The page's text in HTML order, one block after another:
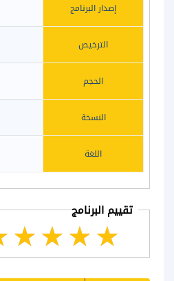
إصدار البرنامج
الترخيص
الحجم
النسخة
اللغة
تقييم البرنامج